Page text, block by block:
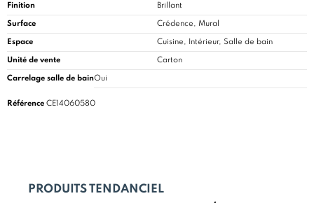
Finition Brillant
Surface Crédence, Mural
Espace Cuisine, Intérieur, Salle de bain
Unité de vente Carton
Carrelage salle de bainOui
Référence CE14060580
PRODUITS TENDANCIEL